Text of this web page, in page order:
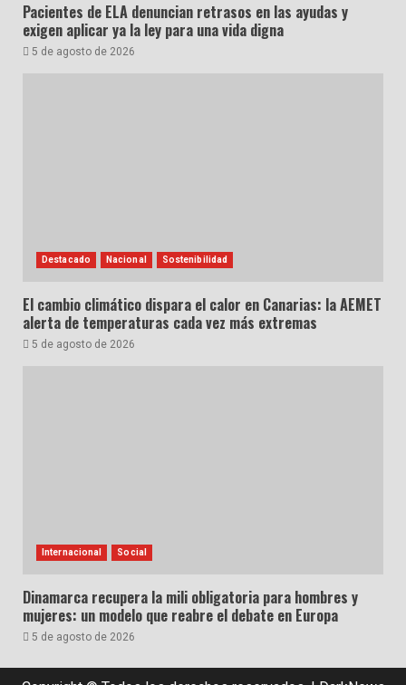
Pacientes de ELA denuncian retrasos en las ayudas y
exigen aplicar ya la ley para una vida digna
5 de agosto de 2026
Destacado Nacional Sostenibilidad
El cambio climático dispara el calor en Canarias: la AEMET
alerta de temperaturas cada vez más extremas
5 de agosto de 2026
Internacional Social
Dinamarca recupera la mili obligatoria para hombres y
mujeres: un modelo que reabre el debate en Europa
5 de agosto de 2026